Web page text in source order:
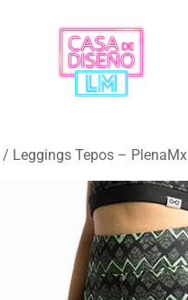
/ Leggings Tepos – PlenaMx